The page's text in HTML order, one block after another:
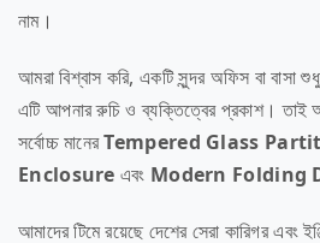
নাম।
আমরা বিশ্বাস করি, একটি সুন্দর অফিস বা বাসা
এটি আপনার রুচি ও ব্যক্তিত্বের প্রকাশ। তাই
সর্বোচ্চ মানেরTempered Glass
Enclosure এবং Modern Folding
আমাদের টিমে রয়েছে দেশের সেরা কারিগর এবং